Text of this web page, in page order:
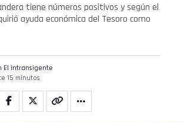
tiene números positivos y según el
ayuda económica del Tesoro como
El intransigente
15 minutos